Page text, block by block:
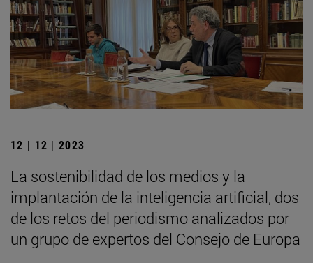
12 | 12 | 2023
La sostenibilidad de los medios y la
implantación de la inteligencia artificial, dos
de los retos del periodismo analizados por
un grupo de expertos del Consejo de Europa